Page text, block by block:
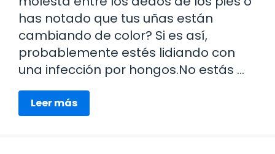
has notado que tus uñas están
cambiando de color? Si es así,
probablemente estés lidiando con
una infección por hongos.No estás …
Leer más